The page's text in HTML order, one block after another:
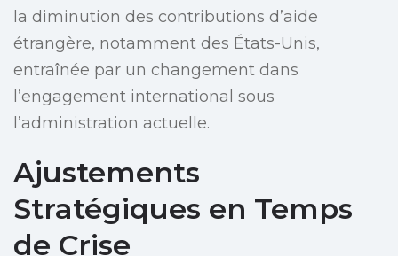
la diminution des contributions d’aide
étrangère, notamment des États-Unis,
entraînée par un changement dans
l’engagement international sous
l’administration actuelle.
Ajustements
Stratégiques en Temps
de Crise